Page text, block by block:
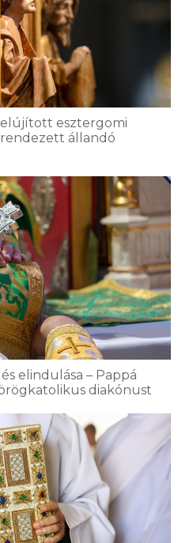
esztergomi
állandó
elindulása – Pappá
diakónust